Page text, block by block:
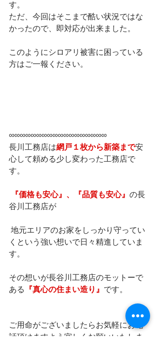
す。
ただ、今回はそこまで酷い状況ではな
かったので、即対応が出来ました。
このようにシロアリ被害に困っている
方はご一報ください。
∞∞∞∞∞∞∞∞∞∞∞∞∞∞∞∞∞∞
長川工務店は網戸１枚から新築まで安
心して頼める少し変わった工務店で
す。
『価格も安心』、『品質も安心』 の長
谷川工務店が
くという強い想いで日々精進していま
す。
その想いが長谷川工務店のモットーで
ある
『真心の住まい造り』 です。
ご用命がございましたらお気軽にお電
話頂けますよう宜しくお願いいたしま